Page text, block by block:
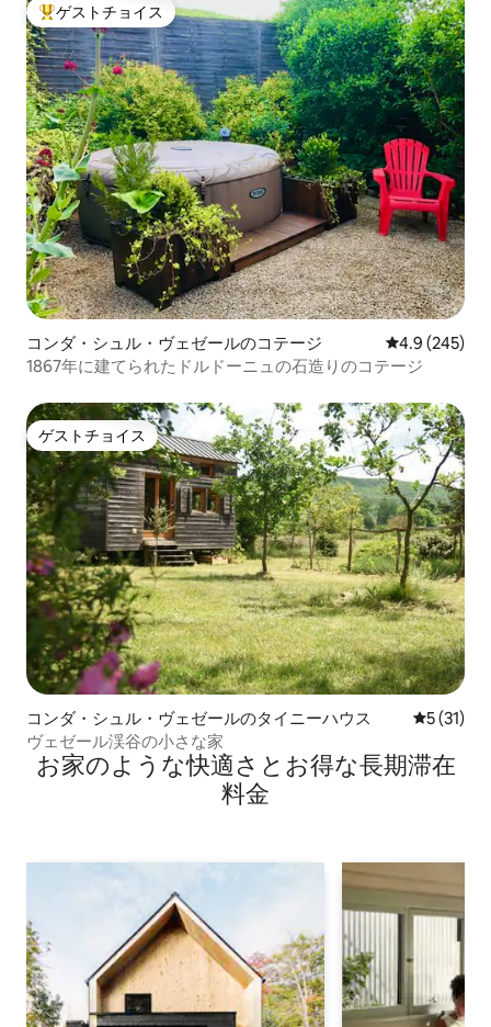
大好評のゲストチョイスです。
ゲストチョイス
コンダ・シュル・ヴェゼールのコテージ レビュー245
4.9 (245)
1867年に建てられたドルドーニュの石造りのコテージ
ゲストチョイス
ゲストチョイス
コンダ・シュル・ヴェゼールのタイニーハウス レビュー
5 (31)
ヴェゼール渓谷の小さな家
お家のような快⁠適⁠さ⁠とお⁠得⁠な長⁠期⁠滞⁠在
料⁠金